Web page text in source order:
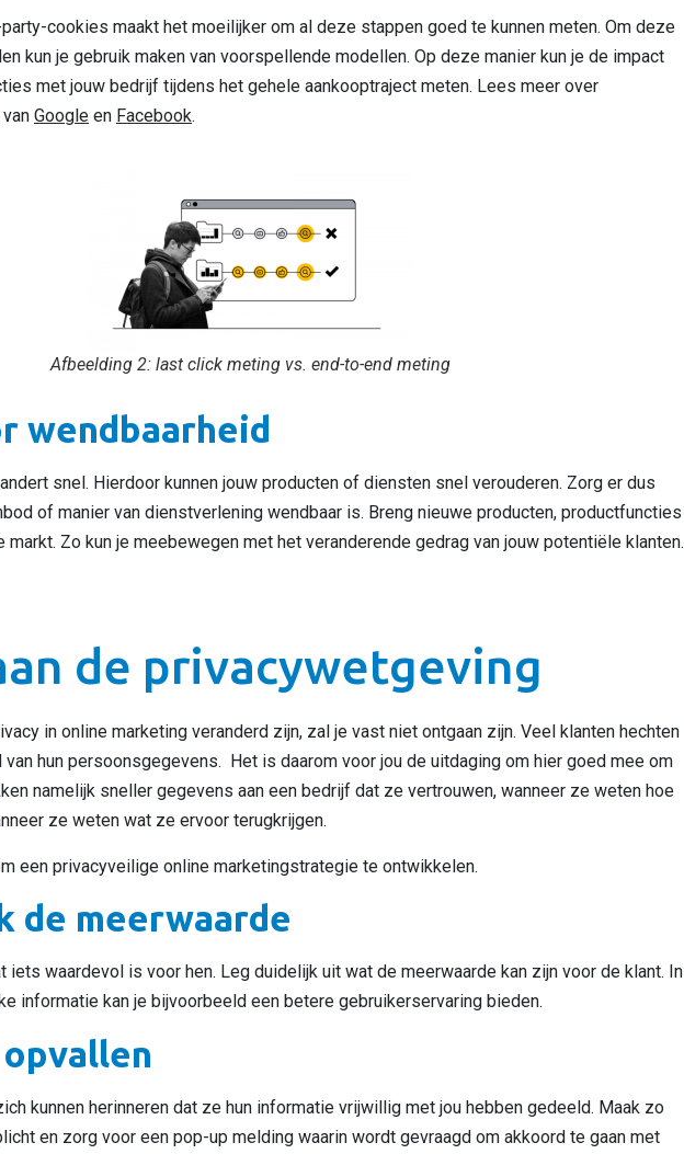
cookies maakt het moeilijker om al deze stappen goed te kunnen meten. Om deze
kun je gebruik maken van voorspellende modellen. Op deze manier kun je de impact
met jouw bedrijf tijdens het gehele aankooptraject meten. Lees meer over
Google en Facebook.
Afbeelding 2: last click meting vs. end-to-end meting
wendbaarheid
snel. Hierdoor kunnen jouw producten of diensten snel verouderen. Zorg er dus
of manier van dienstverlening wendbaar is. Breng nieuwe producten, productfuncties
Zo kun je meebewegen met het veranderende gedrag van jouw potentiële klanten.
de privacywetgeving
in online marketing veranderd zijn, zal je vast niet ontgaan zijn. Veel klanten hechten
hun persoonsgegevens. Het is daarom voor jou de uitdaging om hier goed mee om
namelijk sneller gegevens aan een bedrijf dat ze vertrouwen, wanneer ze weten hoe
ze weten wat ze ervoor terugkrijgen.
een privacyveilige online marketingstrategie te ontwikkelen.
de meerwaarde
iets waardevol is voor hen. Leg duidelijk uit wat de meerwaarde kan zijn voor de klant. In
informatie kan je bijvoorbeeld een betere gebruikerservaring bieden.
kunnen herinneren dat ze hun informatie vrijwillig met jou hebben gedeeld. Maak zo
en zorg voor een pop-up melding waarin wordt gevraagd om akkoord te gaan met